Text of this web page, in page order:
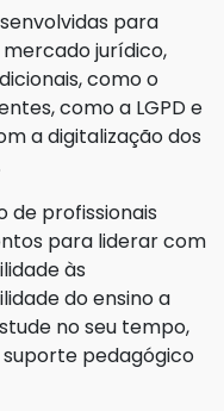
para
jurídico,
como o
como a LGPD e
a digitalização dos
de profissionais
para liderar com
às
do ensino a
no seu tempo,
pedagógico